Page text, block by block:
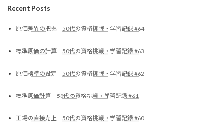
Recent Posts
原価差異の把握｜50代の資格挑戦・学習記録 #64
標準原価の計算｜50代の資格挑戦・学習記録 #63
原価標準の設定｜50代の資格挑戦・学習記録 #62
標準原価計算｜50代の資格挑戦・学習記録 #61
工場の直接売上｜50代の資格挑戦・学習記録 #60